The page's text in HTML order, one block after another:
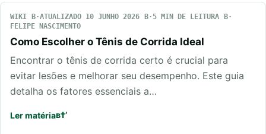
WIKI ATUALIZADO 10 JUNHO 2026
5 MIN DE LEITURA
FELIPE NASCIMENTO
Como Escolher o Tênis de Corrida Ideal
Encontrar o tênis de corrida certo é crucial para
evitar lesões e melhorar seu desempenho. Este guia
detalha os fatores essenciais a…
Ler matéria